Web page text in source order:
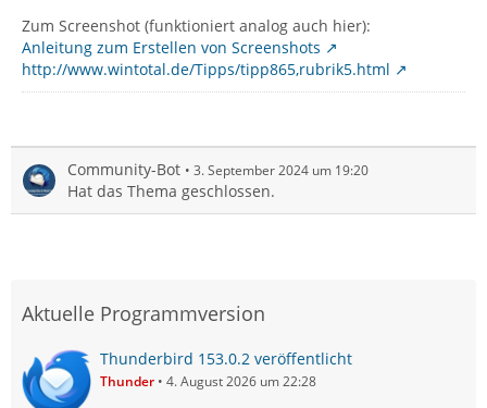
Zum Screenshot (funktioniert analog auch hier):
Anleitung zum Erstellen von Screenshots
http://www.wintotal.de/Tipps/tipp865,rubrik5.html
Community-Bot 3. September 2024 um 19:20
Hat das Thema geschlossen.
Aktuelle Programmversion
Thunderbird 153.0.2 veröffentlicht
Thunder 4. August 2026 um 22:28